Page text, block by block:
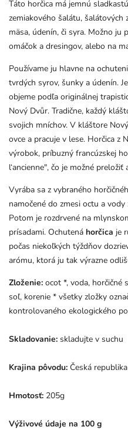
Táto horčica má jemnú
zemiakového šalátu,
mäsa, údenín, či syra. Možno ju
omáčok a dresingov, alebo na
Používame ju hlavne na
tvrdých syrov, šunky a údenín.
objeme podľa originálnej
Nový Dvůr. Tradične, každý
svojich mníchov. V kláštore
ovce a pracuje v lese. Horčica z
výrobok, príbuzný francúzskej
l‘ancienne", čo je možné
Vyrába sa z vybraného
namočené do zmesi octu a
Potom je rozdrvené na
prísadami. Ochutená horčica je
počas niekoľkých týždňov
arómu, ktorá ju tak výrazne
Zloženie: ocot *, voda, horčičné
soľ, korenie * všetky zložky
kontrolovaného ekologického
Skladovanie: skladujte v suchu
Krajina pôvodu: Česká republika
Hmotosť: 205g
Výživové údaje na 100 g